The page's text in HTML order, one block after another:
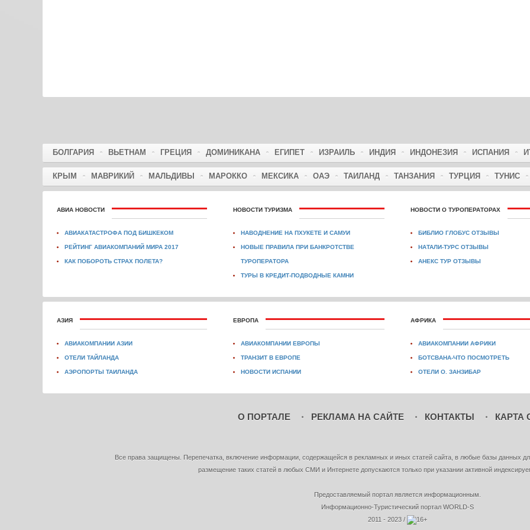
БОЛГАРИЯ ВЬЕТНАМ ГРЕЦИЯ ДОМИНИКАНА ЕГИПЕТ ИЗРАИЛЬ ИНДИЯ ИНДОНЕЗИЯ ИСПАНИЯ
КРЫМ МАВРИКИЙ МАЛЬДИВЫ МАРОККО МЕКСИКА ОАЭ ТАИЛАНД ТАНЗАНИЯ ТУРЦИЯ ТУНИС
АВИА НОВОСТИ
АВИАКАТАСТРОФА ПОД БИШКЕКОМ
РЕЙТИНГ АВИАКОМПАНИЙ МИРА 2017
КАК ПОБОРОТЬ СТРАХ ПОЛЕТА?
НОВОСТИ ТУРИЗМА
НАВОДНЕНИЕ НА ПХУКЕТЕ И САМУИ
НОВЫЕ ПРАВИЛА ПРИ БАНКРОТСТВЕ
ТУРОПЕРАТОРА
ТУРЫ В КРЕДИТ-ПОДВОДНЫЕ КАМНИ
НОВОСТИ О ТУРОПЕРАТОРАХ
БИБЛИО ГЛОБУС ОТЗЫВЫ
НАТАЛИ-ТУРС ОТЗЫВЫ
АНЕКС ТУР ОТЗЫВЫ
АЗИЯ
АВИАКОМПАНИИ АЗИИ
ОТЕЛИ ТАЙЛАНДА
АЭРОПОРТЫ ТАИЛАНДА
ЕВРОПА
АВИАКОМПАНИИ ЕВРОПЫ
ТРАНЗИТ В ЕВРОПЕ
НОВОСТИ ИСПАНИИ
АФРИКА
АВИАКОМПАНИИ АФРИКИ
БОТСВАНА-ЧТО ПОСМОТРЕТЬ
ОТЕЛИ О. ЗАНЗИБАР
О ПОРТАЛЕ РЕКЛАМА НА САЙТЕ КОНТАКТЫ КАРТА
Все права защищены. Перепечатка, включение информации, содержащейся в рекламных и иных статей сайта, в любые базы данных
размещение таких статей в любых СМИ и Интернете допускаются только при указании активной
Предоставляемый портал является информационным.
Информационно-Туристический портал WORLD-S
2011 - 2023 /